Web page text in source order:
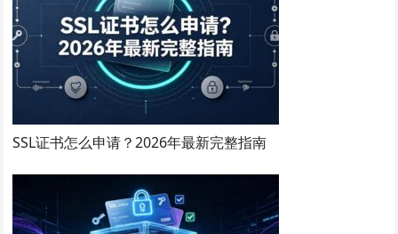
SSL证书怎么申请？2026年最新完整指南